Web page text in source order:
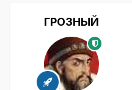
ГРОЗНЫЙ